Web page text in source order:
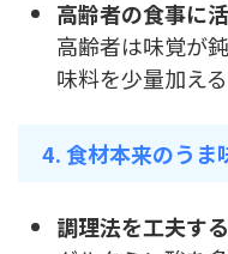
高齢者の食事に
高齢者は味覚が
味料を少量加え
4. 食材本来のうま
調理法を工夫する